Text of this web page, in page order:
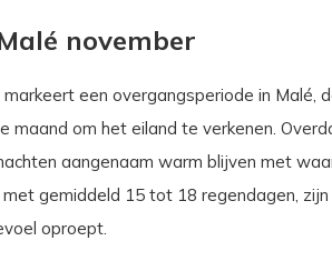
november
een overgangsperiode in Malé,
maand om het eiland te verkenen.
aangenaam warm blijven met
gemiddeld 15 tot 18 regendagen,
oproept.